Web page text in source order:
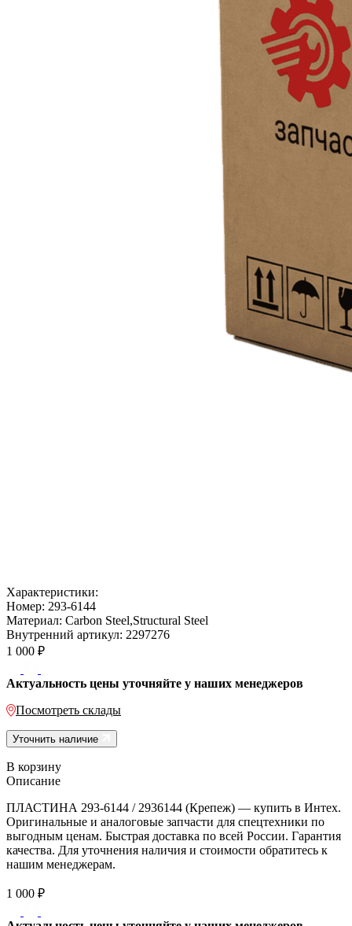
Характеристики:
Номер: 293-6144
Материал: Carbon Steel,Structural Steel
Внутренний артикул: 2297276
1 000 ₽
Актуальность цены уточняйте у наших менеджеров
Посмотреть склады
Уточнить наличие
В корзину
Описание
ПЛАСТИНА 293-6144 / 2936144 (Крепеж) — купить в Интех.
Оригинальные и аналоговые запчасти для спецтехники по
выгодным ценам. Быстрая доставка по всей России. Гарантия
качества. Для уточнения наличия и стоимости обратитесь к
нашим менеджерам.
1 000 ₽